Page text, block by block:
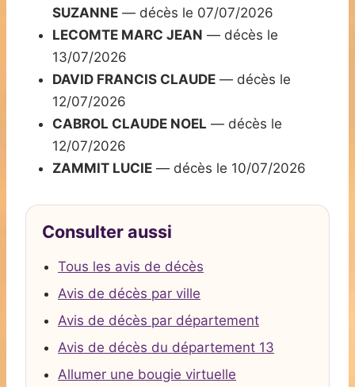
SUZANNE — décès le 07/07/2026
LECOMTE MARC JEAN — décès le
13/07/2026
DAVID FRANCIS CLAUDE — décès le
12/07/2026
CABROL CLAUDE NOEL — décès le
12/07/2026
ZAMMIT LUCIE — décès le 10/07/2026
Consulter aussi
Tous les avis de décès
Avis de décès par ville
Avis de décès par département
Avis de décès du département 13
Allumer une bougie virtuelle